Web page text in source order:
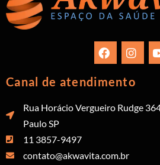
Canal de atendimento
Rua Horácio Vergueiro Rudge
Paulo SP
11 3857-9497
contato@akwavita.com.br